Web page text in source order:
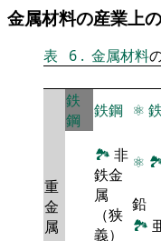
金属材料の産業上
表 6 . 金属材料
重
金
属
鉄
鋼
鉄鋼 ⚛ 鉄
🏞 非
鉄金
属
（狭
義）
⚛
鉛
🏞